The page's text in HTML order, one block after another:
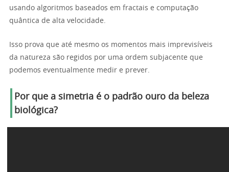
usando algoritmos baseados em fractais e computação
quântica de alta velocidade.
Isso prova que até mesmo os momentos mais imprevisíveis
da natureza são regidos por uma ordem subjacente que
podemos eventualmente medir e prever.
Por que a simetria é o padrão ouro da beleza
biológica?